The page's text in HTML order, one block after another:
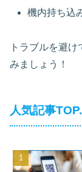
機内持ち込
トラブルを避
みましょう！
人気記事